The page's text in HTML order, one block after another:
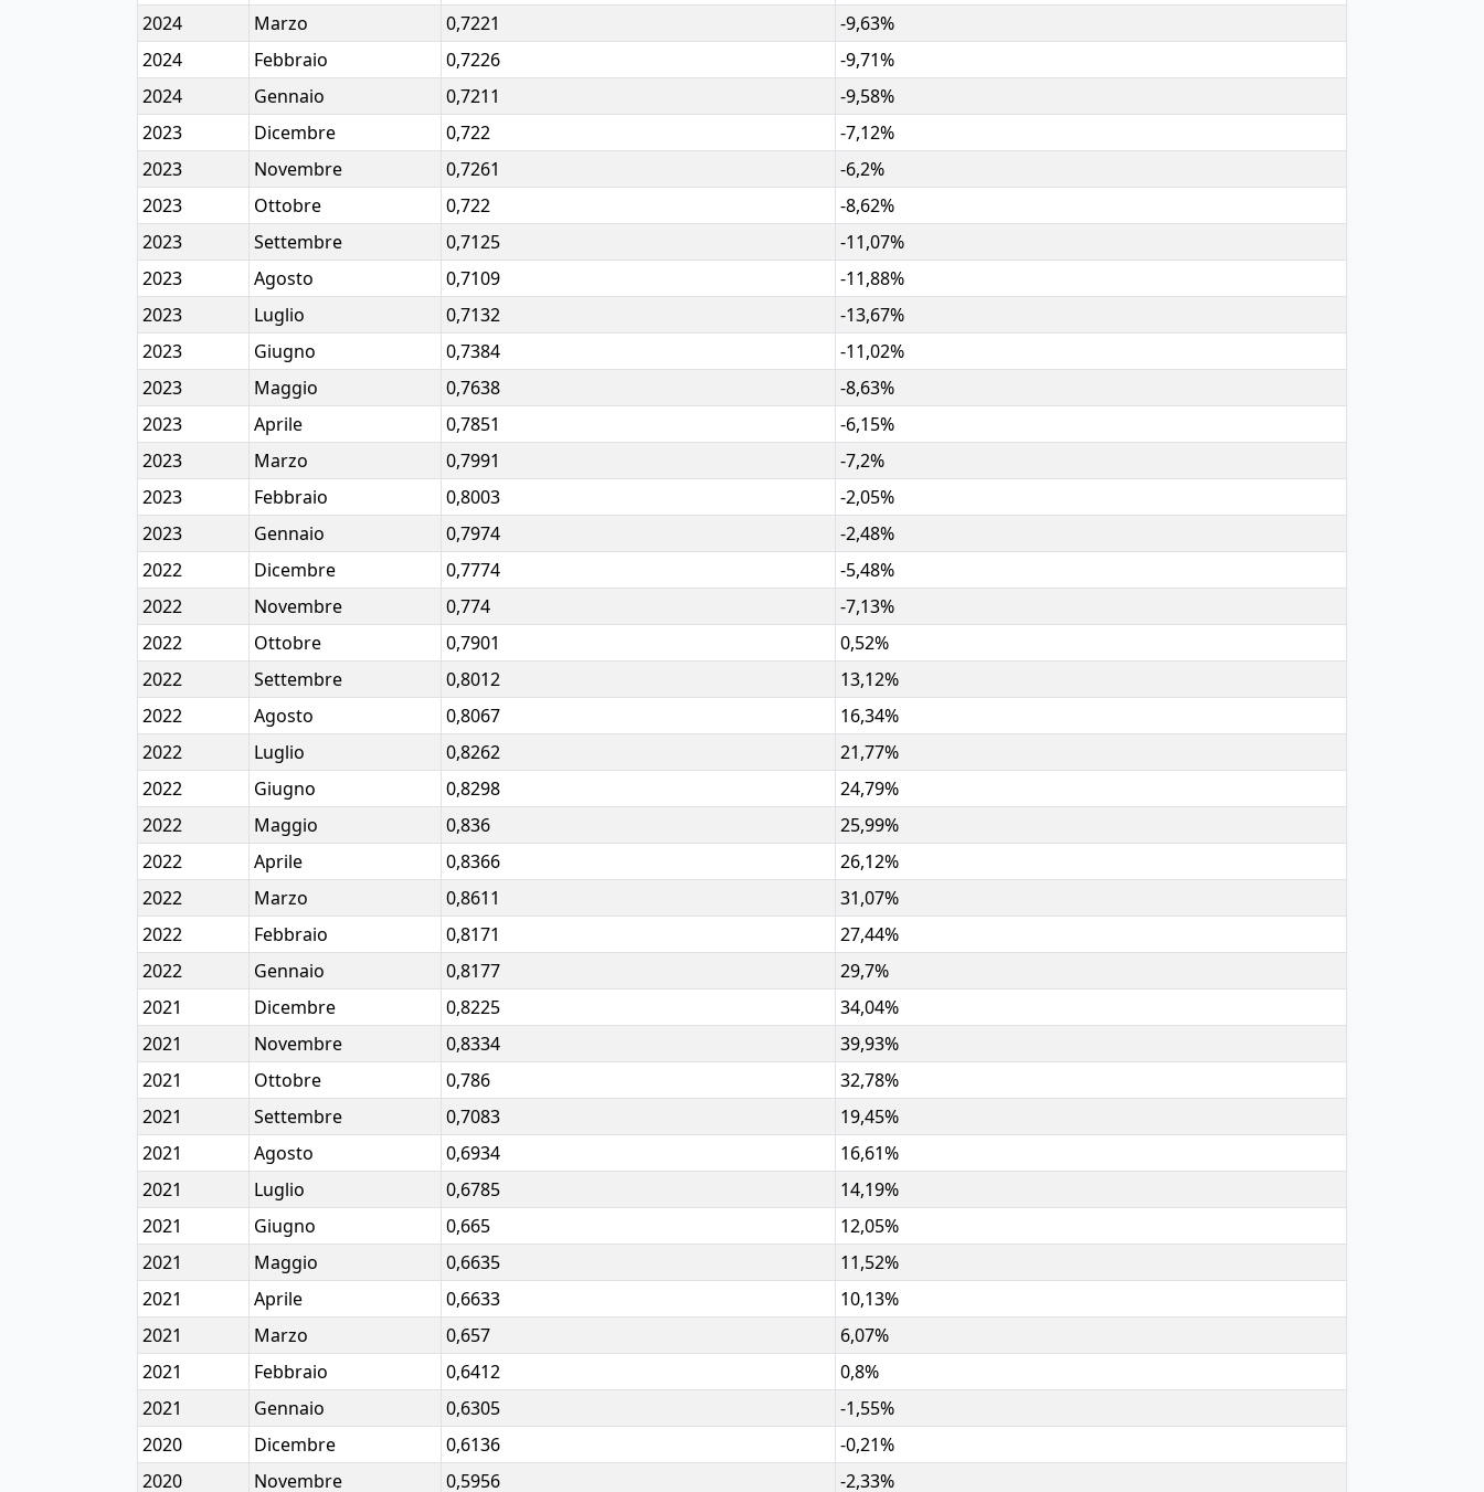
2024
Marzo 0,7221
-9,63%
2024
Febbraio 0,7226
-9,71%
2024
Gennaio 0,7211
-9,58%
2023
Dicembre 0,722
-7,12%
2023
Novembre 0,7261
-6,2%
2023
Ottobre 0,722
-8,62%
2023
Settembre 0,7125
-11,07%
2023
Agosto 0,7109
-11,88%
2023
Luglio 0,7132
-13,67%
2023
Giugno 0,7384
-11,02%
2023
Maggio 0,7638
-8,63%
2023
Aprile 0,7851
-6,15%
2023
Marzo 0,7991
-7,2%
2023
Febbraio 0,8003
-2,05%
2023
Gennaio 0,7974
-2,48%
2022
Dicembre 0,7774
-5,48%
2022
Novembre 0,774
-7,13%
2022
Ottobre 0,7901
0,52%
2022
Settembre 0,8012
13,12%
2022
Agosto 0,8067
16,34%
2022
Luglio 0,8262
21,77%
2022
Giugno 0,8298
24,79%
2022
Maggio 0,836
25,99%
2022
Aprile 0,8366
26,12%
2022
Marzo 0,8611
31,07%
2022
Febbraio 0,8171
27,44%
2022
Gennaio 0,8177
29,7%
2021
Dicembre 0,8225
34,04%
2021
Novembre 0,8334
39,93%
2021
Ottobre 0,786
32,78%
2021
Settembre 0,7083
19,45%
2021
Agosto 0,6934
16,61%
2021
Luglio 0,6785
14,19%
2021
Giugno 0,665
12,05%
2021
Maggio 0,6635
11,52%
2021
Aprile 0,6633
10,13%
2021
Marzo 0,657
6,07%
2021
Febbraio 0,6412
0,8%
2021
Gennaio 0,6305
-1,55%
2020
Dicembre 0,6136
-0,21%
2020
Novembre 0,5956 -2,33%